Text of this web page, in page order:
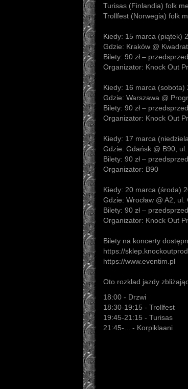
Turisas (Finlandia) folk
Trollfest (Norwegia) folk
Kiedy: 15 marca (piątek)
Gdzie: Kraków @
Bilety: 90 zł –
Organizator: Knock Out
Kiedy: 16 marca (sobota)
Gdzie: Warszawa @
Bilety: 90 zł –
Organizator: Knock Out
Kiedy: 17 marca
Gdzie: Gdańsk @ B90,
Bilety: 90 zł –
Organizator: B90
Kiedy: 20 marca (środa)
Gdzie: Wrocław @ A2, ul.
Bilety: 90 zł –
Organizator: Knock Out
Bilety na koncerty
https://
https://www.eventim.pl
Oto rozkład jazdy
18:00 - Drzwi
18:30-19:15 - Trollfest
19:45-21:15 - Turisas
21:45-... - Korpiklaani